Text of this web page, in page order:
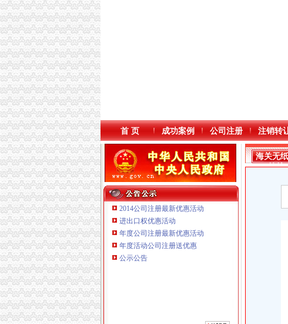
本站导航
首 页 成功案例 公司注册 注销转
2014公司注册最新优惠活动
进出口权优惠活动
年度公司注册最新优惠活动
年度活动公司注册送优惠
公示公告
重庆鸽牌电线电缆有限公司 渝北10010万 (进出口权)
重庆傲志众达投资咨询有限责任公司 渝九1000万 （增
海关无
签约